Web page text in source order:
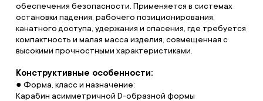
обеспечения безопасности. Применяется в системах
остановки падения, рабочего позиционирования,
канатного доступа, удержания и спасения, где требуется
компактность и малая масса изделия, совмещенная с
высокими прочностными характеристиками.
Конструктивные особенности:
● Форма, класс и назначение:
Карабин асимметричной D-образной формы